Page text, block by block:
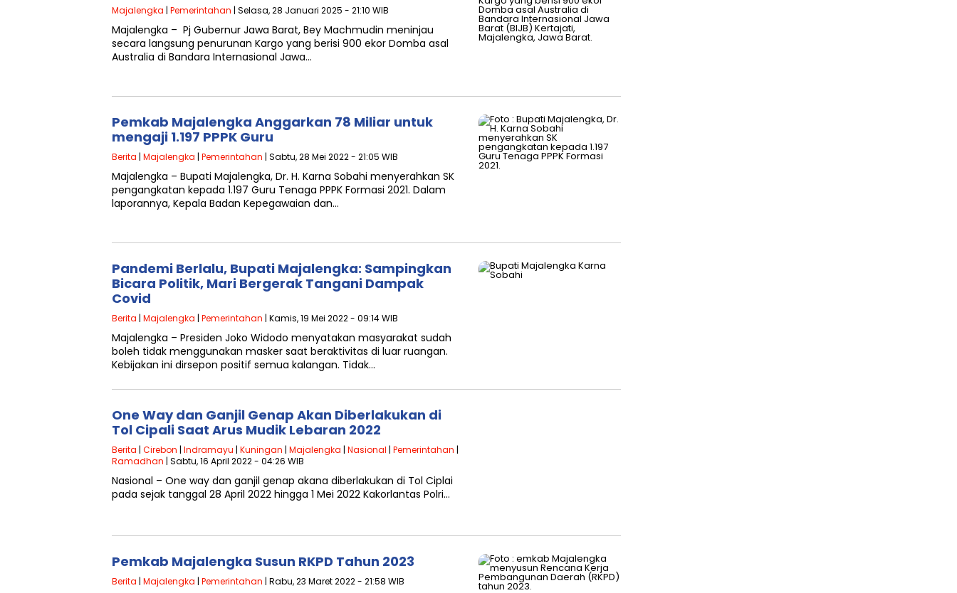
Majalengka | Pemerintahan | Selasa, 28 Januari 2025 - 21:10 WIB
Majalengka – Pj Gubernur Jawa Barat, Bey Machmudin meninjau
secara langsung penurunan Kargo yang berisi 900 ekor Domba asal
Australia di Bandara Internasional Jawa…
Pemkab Majalengka Anggarkan 78 Miliar untuk
mengaji 1.197 PPPK Guru
Berita | Majalengka | Pemerintahan | Sabtu, 28 Mei 2022 - 21:05 WIB
Majalengka – Bupati Majalengka, Dr. H. Karna Sobahi menyerahkan SK
pengangkatan kepada 1.197 Guru Tenaga PPPK Formasi 2021. Dalam
laporannya, Kepala Badan Kepegawaian dan…
Pandemi Berlalu, Bupati Majalengka: Sampingkan
Bicara Politik, Mari Bergerak Tangani Dampak
Covid
Berita | Majalengka | Pemerintahan | Kamis, 19 Mei 2022 - 09:14 WIB
Majalengka – Presiden Joko Widodo menyatakan masyarakat sudah
boleh tidak menggunakan masker saat beraktivitas di luar ruangan.
Kebijakan ini dirsepon positif semua kalangan. Tidak…
One Way dan Ganjil Genap Akan Diberlakukan di
Tol Cipali Saat Arus Mudik Lebaran 2022
Berita | Cirebon | Indramayu | Kuningan | Majalengka | Nasional | Pemerintahan |
Ramadhan | Sabtu, 16 April 2022 - 04:26 WIB
Nasional – One way dan ganjil genap akana diberlakukan di Tol Ciplai
pada sejak tanggal 28 April 2022 hingga 1 Mei 2022 Kakorlantas Polri…
Pemkab Majalengka Susun RKPD Tahun 2023
Berita | Majalengka | Pemerintahan | Rabu, 23 Maret 2022 - 21:58 WIB